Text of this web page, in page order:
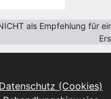
als Empfehlung für
(Cookies)